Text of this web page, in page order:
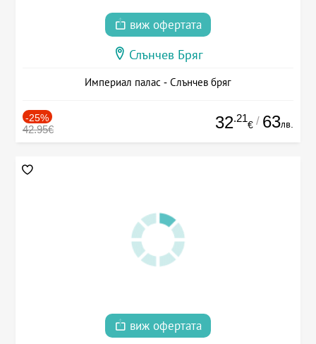
виж офертата
Слънчев Бряг
Империал палас - Слънчев бряг
-25%
42.95€ 32.21
€ / 63лв.
виж офертата